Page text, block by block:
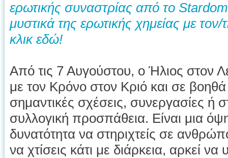
ερωτικής συναστρίας από το
μυστικά της ερωτικής χημείας με
κλικ εδώ!
Από τις 7 Αυγούστου, ο Ήλιος στον
με τον Κρόνο στον Κριό και σε
σημαντικές σχέσεις, συνεργασίες ή
συλλογική προσπάθεια. Είναι μια
δυνατότητα να στηριχτείς σε
να χτίσεις κάτι με διάρκεια, αρκεί